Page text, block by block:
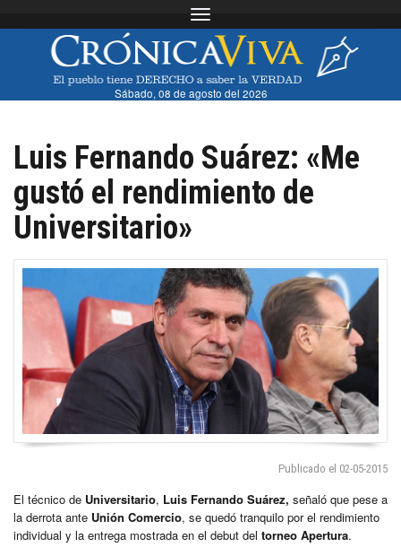
Toggle navigation
Sábado, 08 de agosto del 2026
Luis Fernando Suárez: «Me
gustó el rendimiento de
Universitario»
Publicado el 02-05-2015
El técnico de Universitario, Luis Fernando Suárez, señaló que pese a
la derrota ante Unión Comercio, se quedó tranquilo por el rendimiento
individual y la entrega mostrada en el debut del torneo Apertura.